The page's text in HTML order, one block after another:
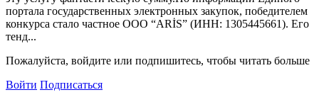
портала государственных электронных закупок, победителем
конкурса стало частное ООО “ARİS” (ИНН: 1305445661). Его
тенд...
Пожалуйста, войдите или подпишитесь, чтобы читать больше
Войти Подписаться